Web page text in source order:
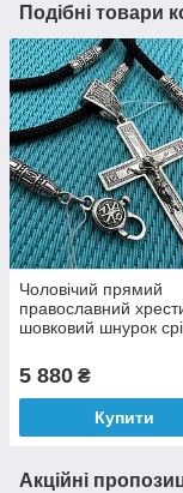
Подібні товари
Чоловічий прямий
православний
шовковий шнурок
5 880 ₴
Купити
Акційні